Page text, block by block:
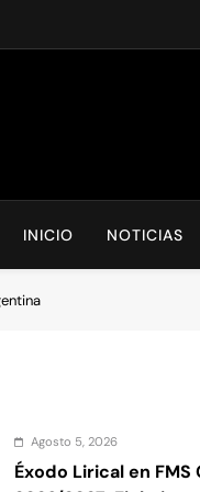
INICIO NOTICIAS
Agosto 5, 2026
Éxodo Lirical en FMS